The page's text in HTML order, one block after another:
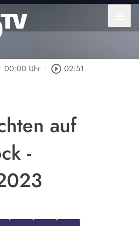
• 00:00 Uhr • play_circle_outline 02:51
auf
-